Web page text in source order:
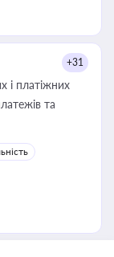
+31
і платіжних